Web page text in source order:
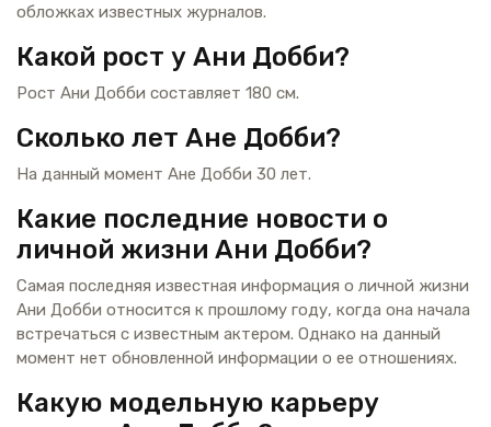
обложках известных журналов.
Какой рост у Ани Добби?
Рост Ани Добби составляет 180 см.
Сколько лет Ане Добби?
На данный момент Ане Добби 30 лет.
Какие последние новости о
личной жизни Ани Добби?
Самая последняя известная информация о личной жизни
Ани Добби относится к прошлому году, когда она начала
встречаться с известным актером. Однако на данный
момент нет обновленной информации о ее отношениях.
Какую модельную карьеру